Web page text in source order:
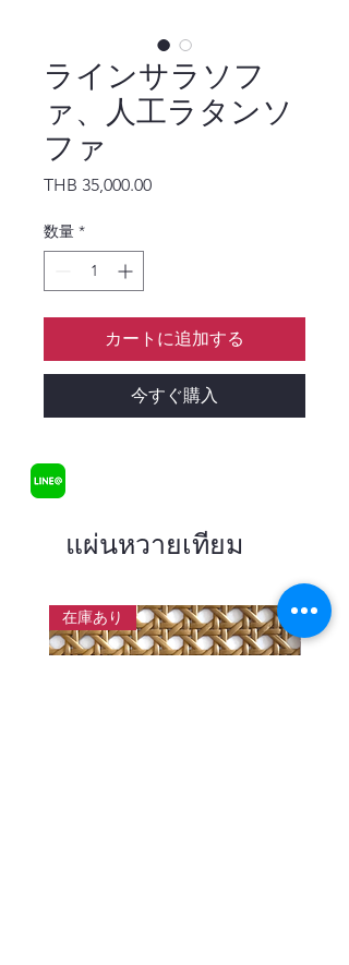
ラインサラソフ
ァ、人工ラタンソ
ファ
THB 35,000.00価格
数量 *
カートに追加する
今すぐ購入
แผ่นหวายเทียม
在庫あり